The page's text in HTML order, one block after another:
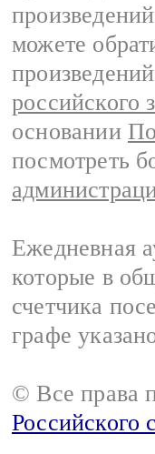
можете
российского
основании
посмотреть
Ежедневная
которые в
счетчика
графе
© Все права
Российского